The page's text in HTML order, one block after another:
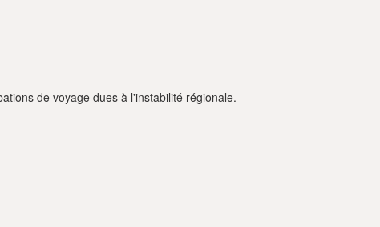
de voyage dues à l'instabilité régionale.